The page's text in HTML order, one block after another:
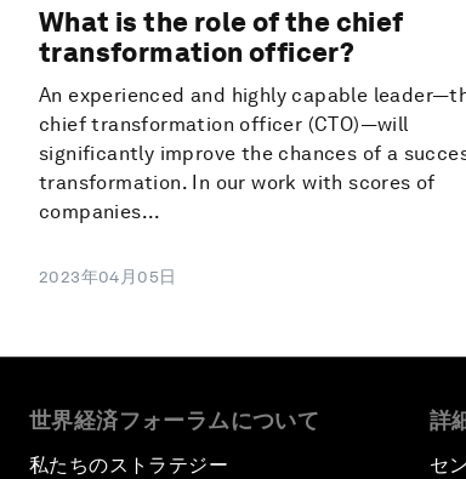
What is the role of the chief
transformation officer?
An experienced and highly capable
chief transformation officer (CTO)—will
significantly improve the chances of a
transformation. In our work with scores of
companies...
2023年04月05日
世界経済フォーラムについて
私たちのストラテジー
詳
セ